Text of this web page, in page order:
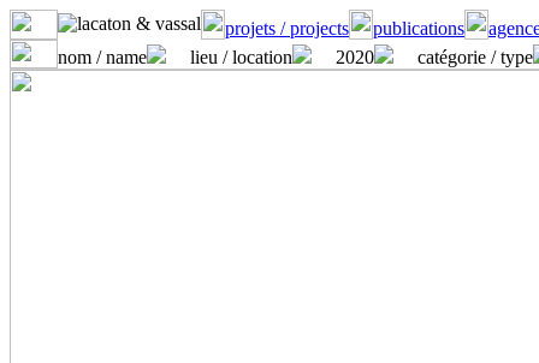
projets / projects publications
nom / name
lieu / location 2020 catégorie / type